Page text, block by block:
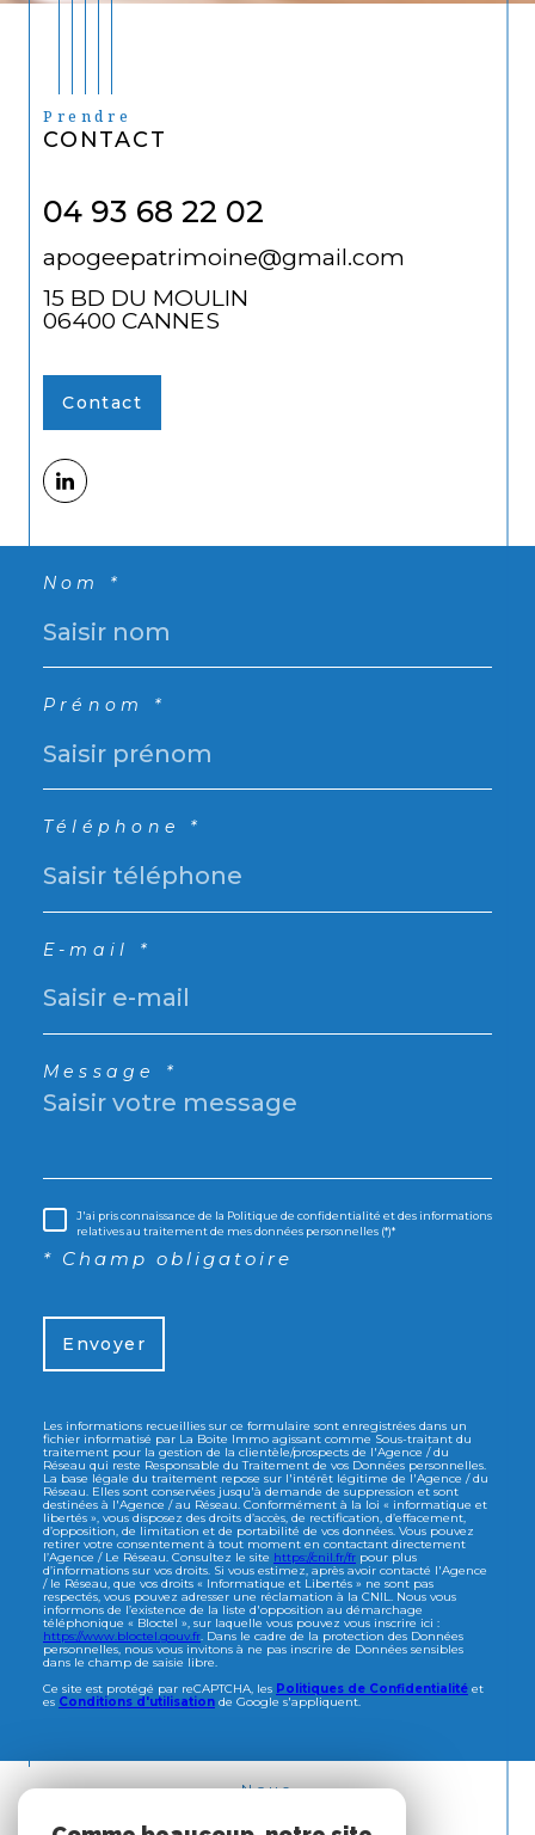
Nom *
Prénom *
Téléphone *
E-mail *
Message *
J'ai pris connaissance de la Politique de confidentialité et des informations
relatives au traitement de mes données personnelles (*)*
* Champ obligatoire
Envoyer
Les informations recueillies sur ce formulaire sont enregistrées dans un
fichier informatisé par La Boite Immo agissant comme Sous-traitant du
traitement pour la gestion de la clientèle/prospects de l'Agence / du
Réseau qui reste Responsable du Traitement de vos Données personnelles.
La base légale du traitement repose sur l'intérêt légitime de l'Agence / du
Réseau. Elles sont conservées jusqu'à demande de suppression et sont
destinées à l'Agence / au Réseau. Conformément à la loi « informatique et
libertés », vous disposez des droits d’accès, de rectification, d’effacement,
d’opposition, de limitation et de portabilité de vos données. Vous pouvez
retirer votre consentement à tout moment en contactant directement
l’Agence / Le Réseau. Consultez le site https://cnil.fr/fr pour plus
d’informations sur vos droits. Si vous estimez, après avoir contacté l'Agence
/ le Réseau, que vos droits « Informatique et Libertés » ne sont pas
respectés, vous pouvez adresser une réclamation à la CNIL. Nous vous
informons de l’existence de la liste d'opposition au démarchage
téléphonique « Bloctel », sur laquelle vous pouvez vous inscrire ici :
https://www.bloctel.gouv.fr. Dans le cadre de la protection des Données
personnelles, nous vous invitons à ne pas inscrire de Données sensibles
dans le champ de saisie libre.
Ce site est protégé par reCAPTCHA, les Politiques de Confidentialité et
es Conditions d'utilisation de Google s'appliquent.
Prendre
CONTACT
04 93 68 22 02
apogeepatrimoine@gmail.com
15 BD DU MOULIN
06400 CANNES
Contact
Nous